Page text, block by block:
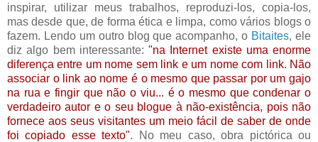
inspirar, utilizar meus trabalhos, reproduzi-los, copia-los,
mas desde que, de forma ética e limpa, como vários blogs o
fazem. Lendo um outro blog que acompanho, o Bitaites, ele
diz algo bem interessante: "na Internet existe uma enorme
diferença entre um nome sem link e um nome com link. Não
associar o link ao nome é o mesmo que passar por um gajo
na rua e fingir que não o viu... é o mesmo que condenar o
verdadeiro autor e o seu blogue à não-existência, pois não
fornece aos seus visitantes um meio fácil de saber de onde
foi copiado esse texto". No meu caso, obra pictórica ou